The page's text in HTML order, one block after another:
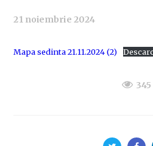
21 noiembrie 2024
Mapa sedinta 21.11.2024 (2)
345